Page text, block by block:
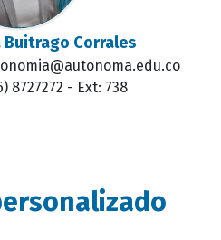
Buitrago Corrales
8727272 - Ext: 738